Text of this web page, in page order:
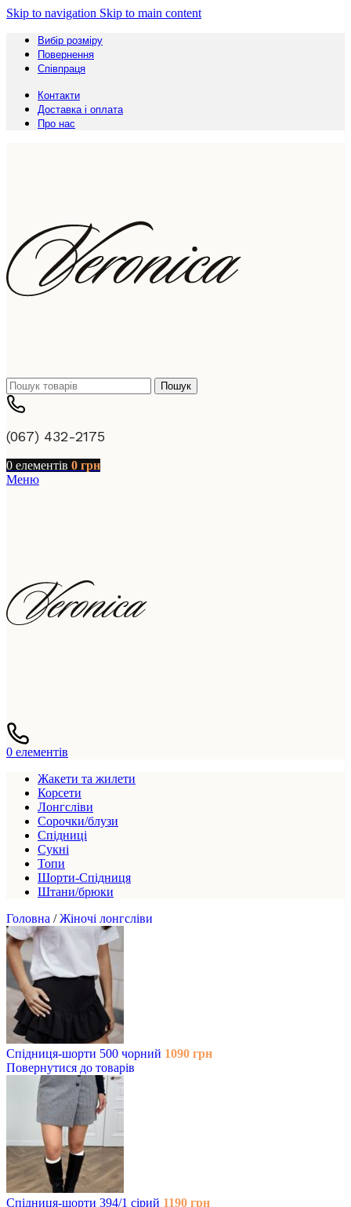
Skip to navigation Skip to main content
Вибір розміру
Повернення
Співпраця
Контакти
Доставка і оплата
Про нас
Пошук
(067) 432-2175
0 елементів 0 грн
Меню
0 елементів
Жакети та жилети
Корсети
Лонгсліви
Сорочки/блузи
Спідниці
Сукні
Топи
Шорти-Спідниця
Штани/брюки
Головна / Жіночі лонгсліви
Спідниця-шорти 500 чорний 1090 грн
Повернутися до товарів
Спідниця-шорти 394/1 сірий 1190 грн